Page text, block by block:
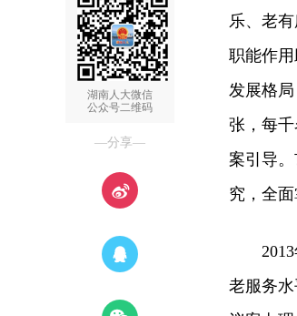
湖南人大微信
公众号二维码
—分享—
乐、老
职能作
发展格
张，每
案引导
究，全面
2013年
老服务